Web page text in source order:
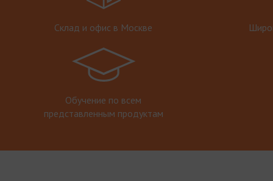
Склад и офис в Москве
Обучение по всем
представленным продуктам